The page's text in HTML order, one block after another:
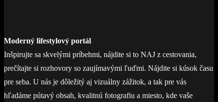
Moderný lifestylový portál
Inšpirujte sa skvelými príbehmi, nájdite si to NAJ z cestovania,
prečítajte si rozhovory so zaujímavými ľuďmi. Nájdite si kúsok času
pre seba. U nás je dôležitý aj vizuálny zážitok, a tak pre vás
hľadáme pútavý obsah, kvalitnú fotografiu a miesto, kde vaše